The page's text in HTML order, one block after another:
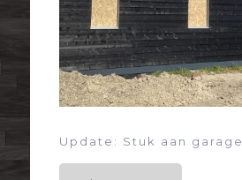
Update: Stuk aan garage